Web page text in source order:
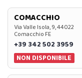
COMACCHIO
Via Valle Isola, 9, 44022
Comacchio FE
+39 342 502 3959
NON DISPONIBILE